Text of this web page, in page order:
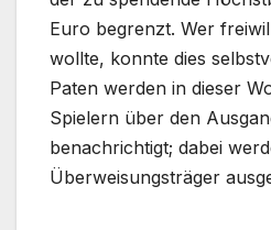
Euro begrenzt. Wer
wollte, konnte dies
Paten werden in dieser
Spielern über den
benachrichtigt; dabei
Überweisungsträger